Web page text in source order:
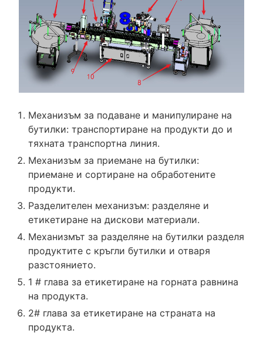
Механизъм за подаване и манипулиране на
бутилки: транспортиране на продукти до и
тяхната транспортна линия.
Механизъм за приемане на бутилки:
приемане и сортиране на обработените
продукти.
Разделителен механизъм: разделяне и
етикетиране на дискови материали.
Механизмът за разделяне на бутилки разделя
продуктите с кръгли бутилки и отваря
разстоянието.
1 # глава за етикетиране на горната равнина
на продукта.
2# глава за етикетиране на страната на
продукта.